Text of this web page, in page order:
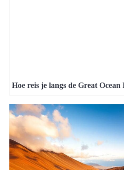
Hoe reis je langs de Great